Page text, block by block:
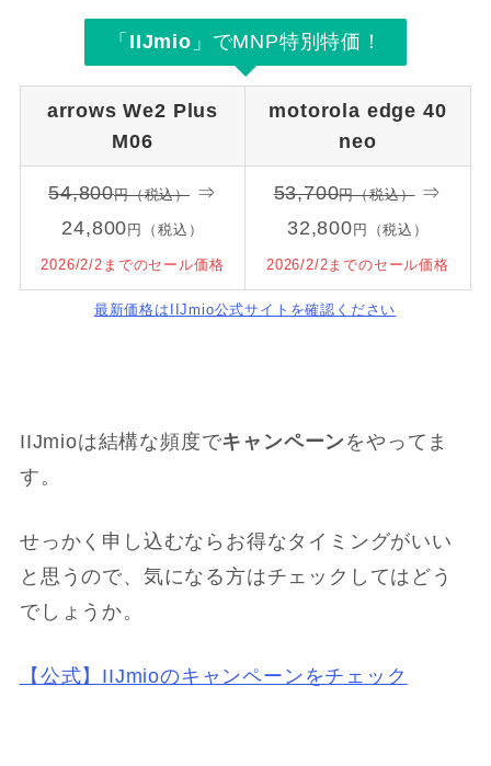
「 IIJmio 」でMNP特別特価！
arrows We2 Plus
M06
motorola edge 40
neo
54,800円（税込） ⇒
24,800 円（税込）
2026/2/2までのセール価格
53,700円（税込）⇒
32,800 円（税込）
2026/2/2までのセール価格
最新価格はIIJmio公式サイトを確認ください
IIJmioは結構な頻度でキャンペーン をやってま
す。
せっかく申し込むならお得なタイミングがいい
と思うので、気になる方はチェックしてはどう
でしょうか。
【公式】IIJmioのキャンペーンをチェック